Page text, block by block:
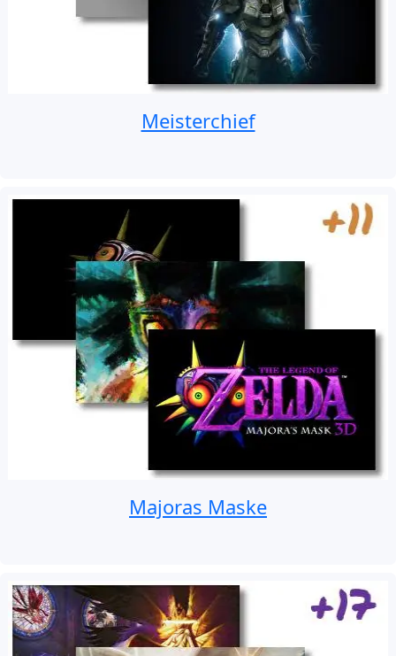
Meisterchief
Majoras Maske